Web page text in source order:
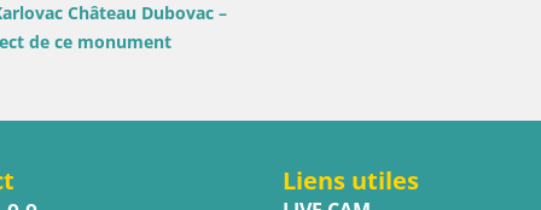
– Rénovation du plateau de Žnjan
Liens utiles